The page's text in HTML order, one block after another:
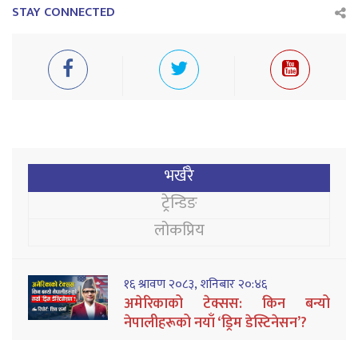
STAY CONNECTED
भर्खरै
ट्रेन्डिङ
लोकप्रिय
१६ श्रावण २०८३, शनिबार २०:४६
अमेरिकाको टेक्सस: किन बन्यो
नेपालीहरूको नयाँ ‘ड्रिम डेस्टिनेसन’?